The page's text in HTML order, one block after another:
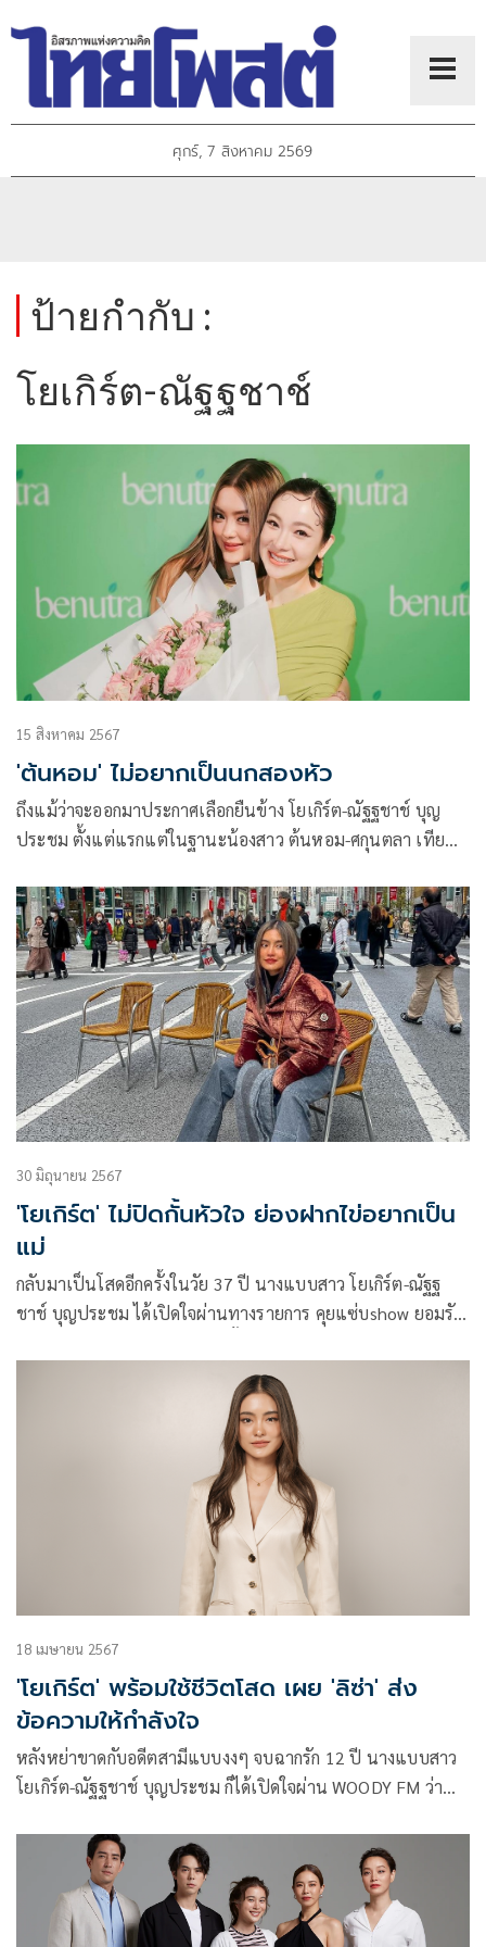
ศุกร์, 7 สิงหาคม 2569
ป้ายกำกับ :
โยเกิร์ต-ณัฐฐชาช์
15 สิงหาคม 2567
'ต้นหอม' ไม่อยากเป็นนกสองหัว
ถึงแม้ว่าจะออกมาประกาศเลือกยืนข้าง โยเกิร์ต-ณัฐฐชาช์ บุญ
ประชม ตั้งแต่แรกแต่ในฐานะน้องสาว ต้นหอม-ศกุนตลา เทียน
เสมอ เป็นห่วงอยากให้ได้กลับมาทำงาน เสียดายความสามารถใน
วงการบันเทิง ลั่นเจอและร่วมงานกันได้เหมือนเดิม แค่อย่าพูด
เรื่องโยเกิร์ต เพราะไม่อยากดูเหมือนนกสองหัว
30 มิถุนายน 2567
'โยเกิร์ต' ไม่ปิดกั้นหัวใจ ย่องฝากไข่อยากเป็น
แม่
กลับมาเป็นโสดอีกครั้งในวัย 37 ปี นางแบบสาว โยเกิร์ต-ณัฐฐ
ชาช์ บุญประชม ได้เปิดใจผ่านทางรายการ คุยแซ่บshow ยอมรับ
ผ่านการสกรีนจากเพื่อนก่อนเท่านั้นเอง พร้อมเผยแอบย่องฝาก
ไข่ เพราะพร้อมเป็นคุณแม่แล้ว
18 เมษายน 2567
'โยเกิร์ต' พร้อมใช้ชีวิตโสด เผย 'ลิซ่า' ส่ง
ข้อความให้กำลังใจ
หลังหย่าขาดกับอดีตสามีแบบงงๆ จบฉากรัก 12 ปี นางแบบสาว
โยเกิร์ต-ณัฐฐชาช์ บุญประชม ก็ได้เปิดใจผ่าน WOODY FM ว่า
สวยโสดสตรอง เปิดโอกาสใหม่ๆ ให้ตัวเอง มองเป้าหมายชีวิต
ชัดเจนมากขึ้น ก่อนจะพูดถึง ลิซ่า-ลลิษา มโนบาล ที่ได้ส่ง
ข้อความมาให้กำลังใจด้วย